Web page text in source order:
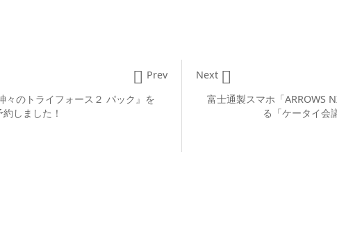
富士通製スマホ「ARROWS
る「ケータイ会

Next
々のトライフォース２ パック』を
しました！
 Prev